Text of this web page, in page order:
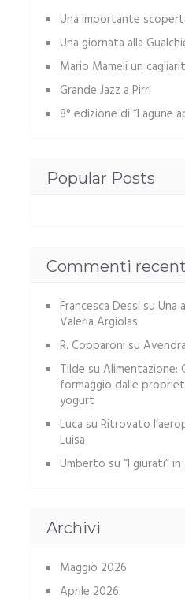
Una importante
Una giornata alla
Mario Mameli un
Grande Jazz a Pirri
8° edizione di “Lagune
Popular Posts
Commenti
Francesca Dessi su Una
Valeria Argiolas
R. Copparoni su
Tilde su Alimentazione:
formaggio dalle
yogurt
Luca su Ritrovato
Luisa
Umberto su “I giurati”
Archivi
Maggio 2026
Aprile 2026